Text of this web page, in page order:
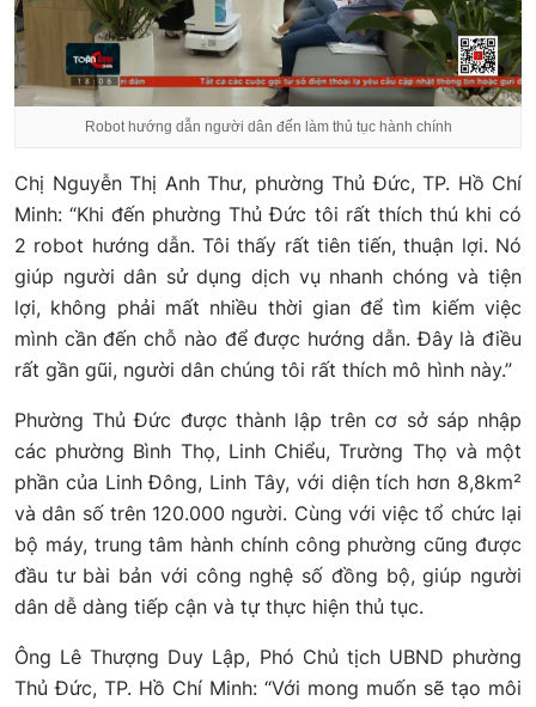
Robot hướng dẫn người dân đến làm thủ tục hành chính
Chị Nguyễn Thị Anh Thư, phường Thủ Đức, TP. Hồ Chí
Minh: “Khi đến phường Thủ Đức tôi rất thích thú khi có
2 robot hướng dẫn. Tôi thấy rất tiên tiến, thuận lợi. Nó
giúp người dân sử dụng dịch vụ nhanh chóng và tiện
lợi, không phải mất nhiều thời gian để tìm kiếm việc
mình cần đến chỗ nào để được hướng dẫn. Đây là điều
rất gần gũi, người dân chúng tôi rất thích mô hình này.”
Phường Thủ Đức được thành lập trên cơ sở sáp nhập
các phường Bình Thọ, Linh Chiểu, Trường Thọ và một
phần của Linh Đông, Linh Tây, với diện tích hơn 8,8km²
và dân số trên 120.000 người. Cùng với việc tổ chức lại
bộ máy, trung tâm hành chính công phường cũng được
đầu tư bài bản với công nghệ số đồng bộ, giúp người
dân dễ dàng tiếp cận và tự thực hiện thủ tục.
Ông Lê Thượng Duy Lập, Phó Chủ tịch UBND phường
Thủ Đức, TP. Hồ Chí Minh: “Với mong muốn sẽ tạo môi